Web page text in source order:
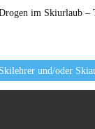
im Skiurlaub –
und/oder